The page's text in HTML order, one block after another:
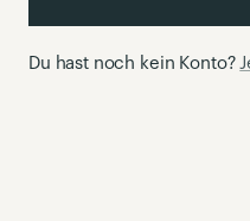
Du hast noch kein Konto?